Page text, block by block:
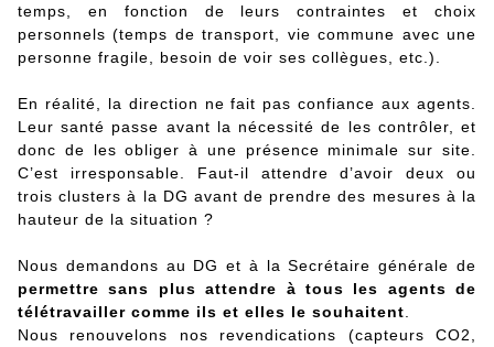
temps, en fonction de leurs contraintes et choix
personnels (temps de transport, vie commune avec une
personne fragile, besoin de voir ses collègues, etc.).
En réalité, la direction ne fait pas confiance aux agents.
Leur santé passe avant la nécessité de les contrôler, et
donc de les obliger à une présence minimale sur site.
C’est irresponsable. Faut-il attendre d’avoir deux ou
trois clusters à la DG avant de prendre des mesures à la
hauteur de la situation ?
Nous demandons au DG et à la Secrétaire générale de
permettre sans plus attendre à tous les agents de
télétravailler comme ils et elles le souhaitent
Nous renouvelons nos revendications (capteurs CO2,